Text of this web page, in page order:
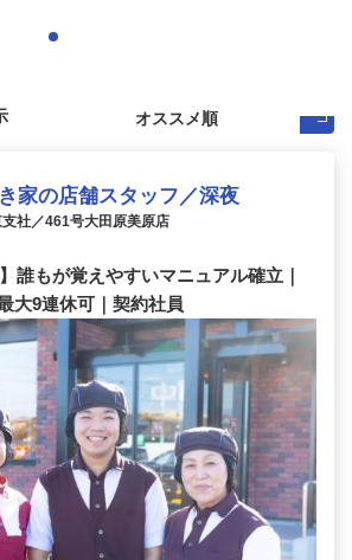
家の店舗スタッフ／深夜
社／461号大田原美原店
誰もが覚えやすいマニュアル確立｜
大9連休可｜契約社員